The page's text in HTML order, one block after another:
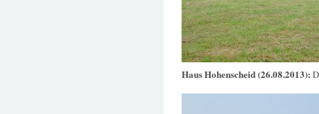
Haus Hohenscheid (26.08.2013):